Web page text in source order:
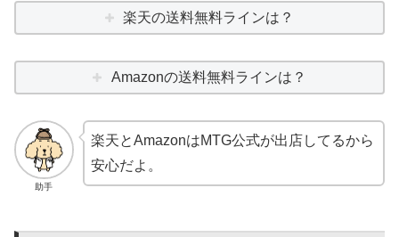
楽天の送料無料ラインは？
Amazonの送料無料ラインは？
助手
楽天とAmazonはMTG公式が出店してるから
安心だよ。